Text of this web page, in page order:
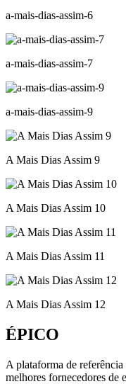
a-mais-dias-assim-6
a-mais-dias-assim-7
a-mais-dias-assim-9
A Mais Dias Assim 9
A Mais Dias Assim 10
A Mais Dias Assim 11
A Mais Dias Assim 12
ÉPICO
A plataforma de
melhores fornecedores de